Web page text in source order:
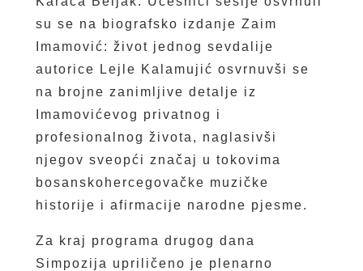
su se na biografsko izdanje Zaim
Imamović: život jednog sevdalije
autorice Lejle Kalamujić osvrnuvši se
na brojne zanimljive detalje iz
Imamovićevog privatnog i
profesionalnog života, naglasivši
njegov sveopći značaj u tokovima
bosanskohercegovačke muzičke
historije i afirmacije narodne pjesme.
Za kraj programa drugog dana
Simpozija upriličeno je plenarno